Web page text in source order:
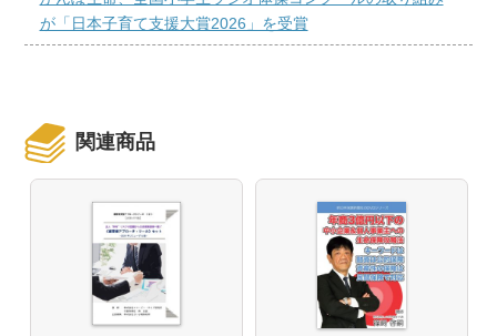
が「日本子育て支援大賞2026」を受賞
関連商品